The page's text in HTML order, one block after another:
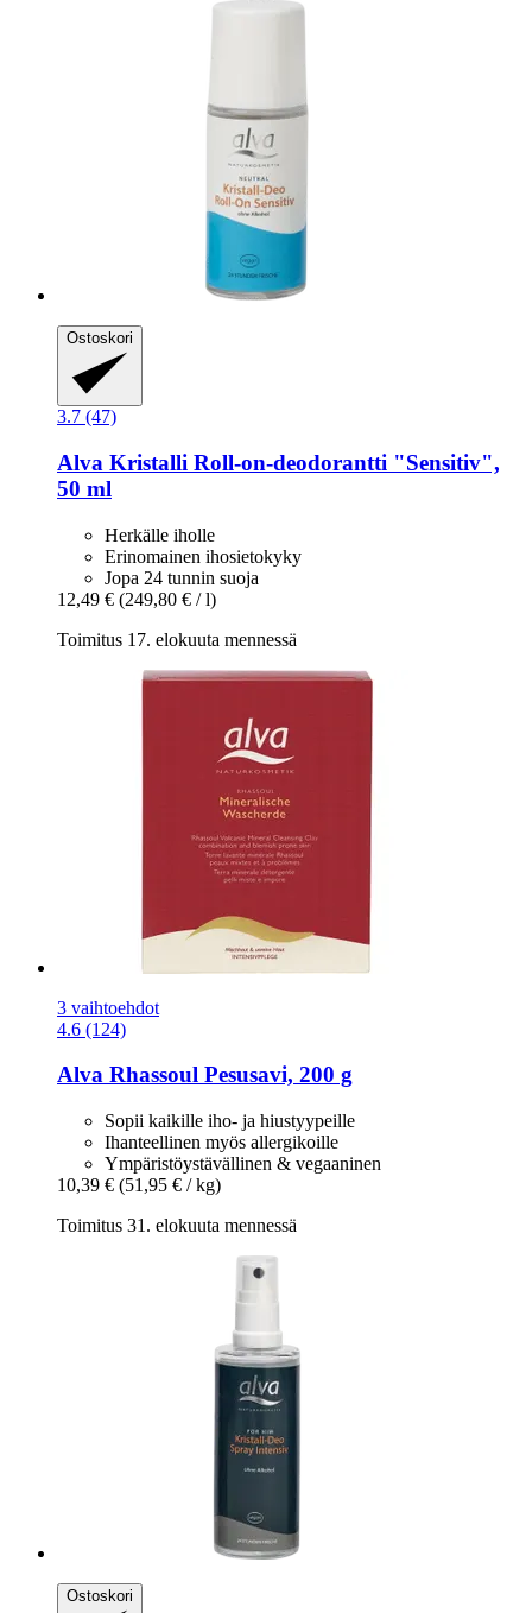
Ostoskori
3.7 (47)
Alva Kristalli Roll-​on-​deodorantti "Sensitiv",
50 ml
Herkälle iholle
Erinomainen ihosietokyky
Jopa 24 tunnin suoja
12,49 € (249,80 € / l)
Toimitus 17. elokuuta mennessä
3 vaihtoehdot
4.6 (124)
Alva Rhassoul Pesusavi, 200 g
Sopii kaikille iho- ja hiustyypeille
Ihanteellinen myös allergikoille
Ympäristöystävällinen & vegaaninen
10,39 € (51,95 € / kg)
Toimitus 31. elokuuta mennessä
Ostoskori